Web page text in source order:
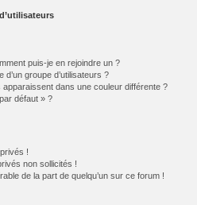
puis-je en rejoindre un ?
groupe d’utilisateurs ?
apparaissent dans une couleur différente ?
défaut » ?
!
non sollicités !
de la part de quelqu’un sur ce forum !